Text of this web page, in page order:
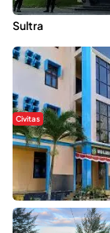
Dugaan
Sultra
Civitas
Di Balik Kehidupan
Jami’ah UIN Kendari
Ceritakan Manfaat